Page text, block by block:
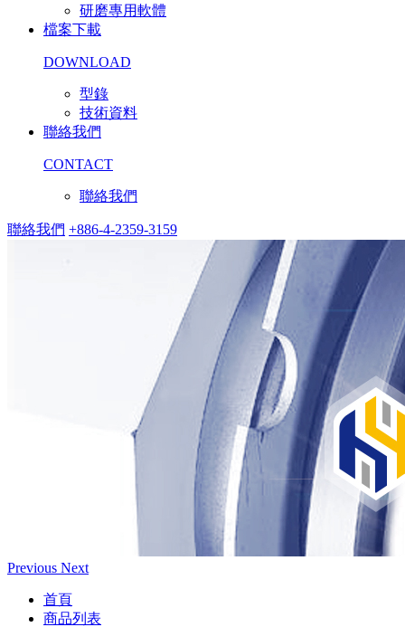
研磨專用軟體
檔案下載
DOWNLOAD
型錄
技術資料
聯絡我們
CONTACT
聯絡我們
聯絡我們 +886-4-2359-3159
Previous Next
首頁
商品列表